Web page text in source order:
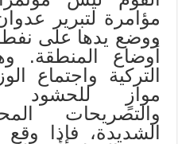
مؤامرة لتبرير
ووضع يدها على
أوضاع المنطقة.
التركية واجتماع
موازٍ للحشود
والتصريحات
الشديدة، فإذا